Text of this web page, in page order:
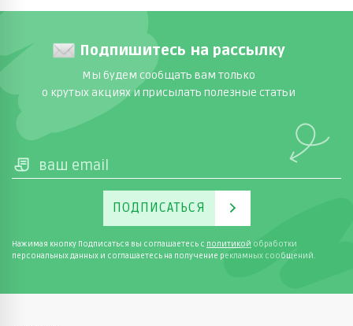
Подпишитесь на рассылку
Мы будем сообщать вам только
о крутых акциях и присылать полезные статьи
ПОДПИСАТЬСЯ
Нажимая кнопку Подписаться вы соглашаетесь с политикой обработки
персональных данных и соглашаетесь на получение рекламных сообщений.